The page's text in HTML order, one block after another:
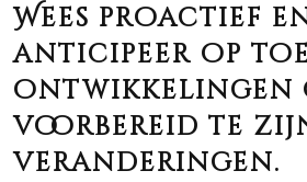
Wees proactief
anticipeer op
ontwikkelingen
voorbereid te
veranderingen.